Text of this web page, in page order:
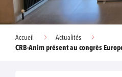
Accueil
Actualités
CRB-Anim présent au congrès